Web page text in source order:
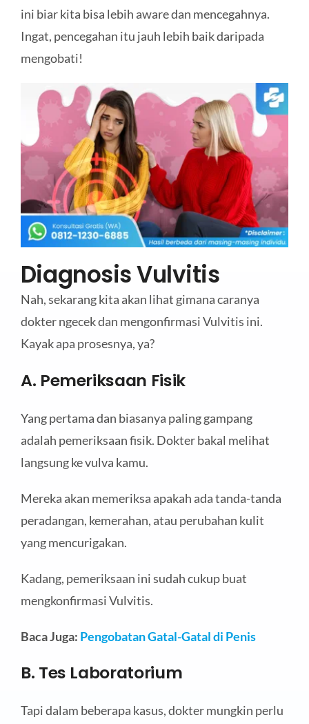
ini biar kita bisa lebih aware dan mencegahnya.
Ingat, pencegahan itu jauh lebih baik daripada
mengobati!
Diagnosis Vulvitis
Nah, sekarang kita akan lihat gimana caranya
dokter ngecek dan mengonfirmasi Vulvitis ini.
Kayak apa prosesnya, ya?
A. Pemeriksaan Fisik
Yang pertama dan biasanya paling gampang
adalah pemeriksaan fisik. Dokter bakal melihat
langsung ke vulva kamu.
Mereka akan memeriksa apakah ada tanda-tanda
peradangan, kemerahan, atau perubahan kulit
yang mencurigakan.
Kadang, pemeriksaan ini sudah cukup buat
mengkonfirmasi Vulvitis.
Baca Juga: Pengobatan Gatal-Gatal di Penis
B. Tes Laboratorium
Tapi dalam beberapa kasus, dokter mungkin perlu